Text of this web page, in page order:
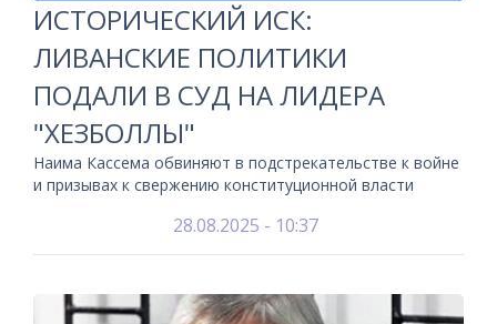
ИСТОРИЧЕСКИЙ ИСК:
ЛИВАНСКИЕ ПОЛИТИКИ
ПОДАЛИ В СУД НА ЛИДЕРА
"ХЕЗБОЛЛЫ"
Наима Кассема обвиняют в подстрекательстве к войне
и призывах к свержению конституционной власти
28.08.2025 - 10:37